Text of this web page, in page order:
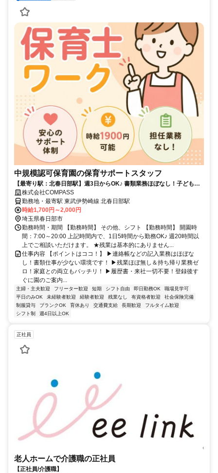
中規模認可保育園の保育サポートスタッフ
【最寄り駅：北春日部駅】週3日からOK♪ 書類業務ほぼなし！子どもた
ちとじっくり関われる環境★
株式会社COMPASS
勤務地・最寄駅 東武伊勢崎線 北春日部駅
時給1,700円～2,000円
埼玉県春日部市
勤務時間・期間 【勤務時間】 その他、シフト 【勤務時間】 開園時
間：7:00～20:00 上記時間内で、1日5時間から勤務OK♪ 週20時間以
上でご相談いただけます。 ★残業は基本的にありません...
仕事内容 【ポイントはココ！】 ▶連絡帳などの記入業務はほぼな
し！書類仕事が少ない環境です！ ▶残業ほぼ無し＆持ち帰り業務ゼ
ロ！家庭との両立もバッチリ！ ▶履歴書・来社一切不要！登録後す
ぐに園のご案内...
主婦・主夫歓迎 フリーター歓迎 短期 シフト自由 即日勤務OK
職場見学可
平日のみOK
未経験者歓迎 経験者歓迎 残業なし 有資格者歓迎
社会保険完備
制服貸与
ブランクOK 育休あり 交通費支給 長期歓迎
フルタイム歓迎
シフト制
週4日以上OK
正社員
老人ホームで介護職の正社員
【正社員/介護職】